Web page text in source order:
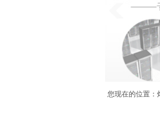
您现在的位置：